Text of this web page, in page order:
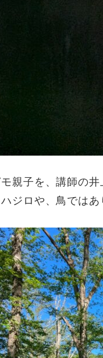
親子を、講師の井
ジロや、鳥では